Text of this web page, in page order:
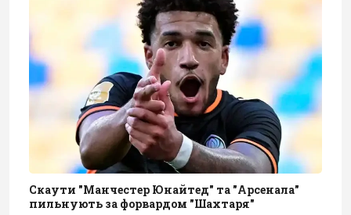
Скаути "Манчестер Юнайтед" та "Арсенала"
пильнують за форвардом "Шахтаря"